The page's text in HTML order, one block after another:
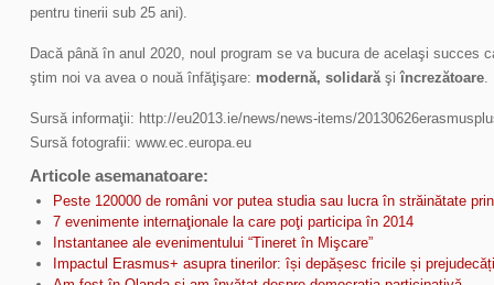
pentru tinerii sub 25 ani).
Dacă până în anul 2020, noul program se va bucura de acelaşi succes
ştim noi va avea o nouă înfăţişare: modernă, solidară şi încrezătoare.
Sursă informaţii: http://eu2013.ie/news/news-items/
Sursă fotografii: www.ec.europa.eu
Articole asemanatoare:
Peste 120000 de români vor putea studia sau lucra în străinătate
7 evenimente internaţionale la care poţi participa în 2014
Instantanee ale evenimentului “Tineret în Mişcare”
Impactul Erasmus+ asupra tinerilor: își depășesc fricile și